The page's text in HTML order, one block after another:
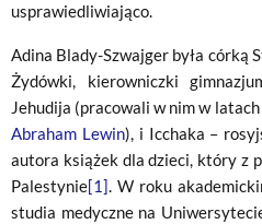
usprawiedliwiająco.
Adina Blady-Szwajger była córką
Żydówki, kierowniczki
Jehudija (pracowali w nim w
Abraham Lewin), i Icchaka –
autora książek dla dzieci, który z
Palestynie[1]. W roku
studia medyczne na